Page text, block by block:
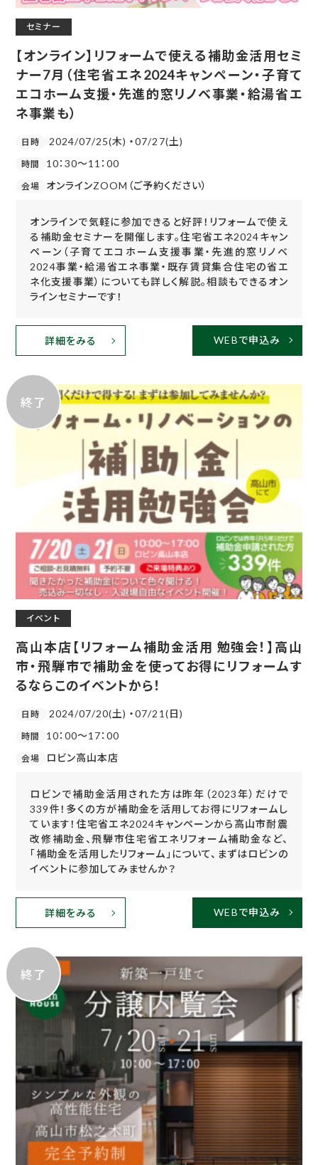
セミナー
【オンライン】リフォームで使える補助金活用セミ
ナー7月（住宅省エネ2024キャンペーン・子育て
エコホーム支援・先進的窓リノベ事業・給湯省エ
ネ事業も）
日時 2024/07/25(木) ・07/27(土)
時間 10：30～11：00
会場 オンラインZOOM（ご予約ください）
オンラインで気軽に参加できると好評！リフォームで使え
る補助金セミナーを開催します。住宅省エネ2024キャン
ペーン（子育てエコホーム支援事業・先進的窓リノベ
2024事業・給湯省エネ事業・既存賃貸集合住宅の省エ
ネ化支援事業）についても詳しく解説。相談もできるオン
ラインセミナーです！
詳細をみる WEBで申込み
終了
イベント
高山本店【リフォーム補助金活用 勉強会！】高山
市・飛騨市で補助金を使ってお得にリフォームす
るならこのイベントから！
日時 2024/07/20(土) ・07/21(日)
時間 10：00～17：00
会場 ロビン高山本店
ロビンで補助金活用された方は昨年（2023年）だけで
339件！多くの方が補助金を活用してお得にリフォームし
ています！住宅省エネ2024キャンペーンから高山市耐震
改修補助金、飛騨市住宅省エネリフォーム補助金など、
「補助金を活用したリフォーム」について、まずはロビンの
イベントに参加してみませんか？
詳細をみる WEBで申込み
終了